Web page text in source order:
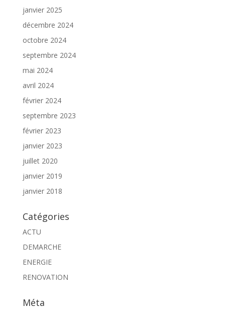
janvier 2025
décembre 2024
octobre 2024
septembre 2024
mai 2024
avril 2024
février 2024
septembre 2023
février 2023
janvier 2023
juillet 2020
janvier 2019
janvier 2018
Catégories
ACTU
DEMARCHE
ENERGIE
RENOVATION
Méta